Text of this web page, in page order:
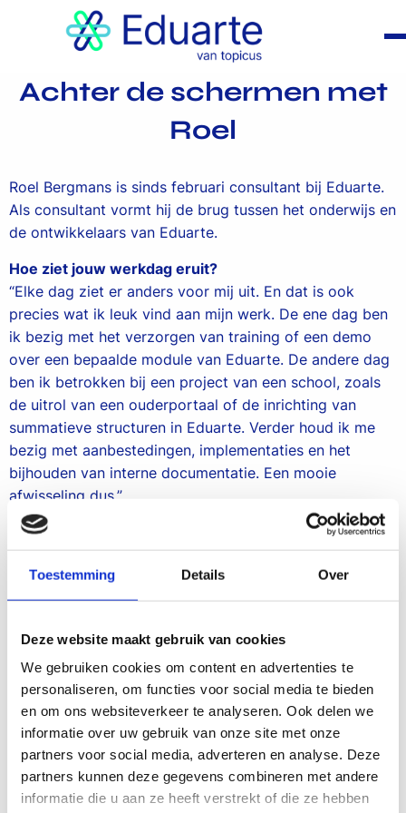
Toestemming Details Over
Deze website maakt gebruik van cookies
We gebruiken cookies om content en advertenties te
personaliseren, om functies voor social media te bieden
en om ons websiteverkeer te analyseren. Ook delen we
informatie over uw gebruik van onze site met onze
partners voor social media, adverteren en analyse. Deze
partners kunnen deze gegevens combineren met andere
informatie die u aan ze heeft verstrekt of die ze hebben
Achter de schermen met
Roel
Roel Bergmans is sinds februari consultant bij Eduarte.
Als consultant vormt hij de brug tussen het onderwijs en
de ontwikkelaars van Eduarte.
Hoe ziet jouw werkdag eruit?
“Elke dag ziet er anders voor mij uit. En dat is ook
precies wat ik leuk vind aan mijn werk. De ene dag ben
ik bezig met het verzorgen van training of een demo
over een bepaalde module van Eduarte. De andere dag
ben ik betrokken bij een project van een school, zoals
de uitrol van een ouderportaal of de inrichting van
summatieve structuren in Eduarte. Verder houd ik me
bezig met aanbestedingen, implementaties en het
bijhouden van interne documentatie. Een mooie
afwisseling dus.”
Wat vind je zo leuk aan je werk?
“Als consultant krijg ik vaak te maken met complexe
problemen waar scholen tegenaanlopen. Ik krijg er
energie van om deze problemen te analyseren en samen
geeft een voldaan gevoel.”
Wat doe je in je vrije tijd om los te komen van je werk?
“In mijn vrije tijd ga ik graag boulderen – klimmen op
een wand – met vrienden. Ik vind boulderen leuk
vanwege dezelfde reden dat ik mijn werk leuk vind,
namelijk het oplossen van problemen! Bij boulderen heb
je een specifieke route (ook wel een ‘probleem’